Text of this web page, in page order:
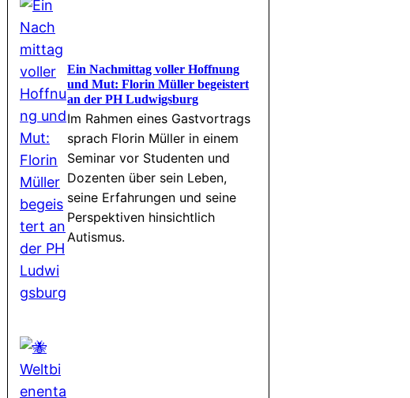
Ein Nachmittag voller Hoffnung
und Mut: Florin Müller begeistert
an der PH Ludwigsburg
Im Rahmen eines Gastvortrags
sprach Florin Müller in einem
Seminar vor Studenten und
Dozenten über sein Leben,
seine Erfahrungen und seine
Perspektiven hinsichtlich
Autismus.